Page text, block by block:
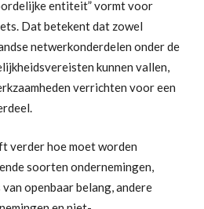
entiteit” vormt voor
Dat betekent dat zowel
netwerkonderdelen onder de
kunnen vallen,
verrichten voor een
verder hoe moet worden
soorten ondernemingen,
openbaar belang, andere